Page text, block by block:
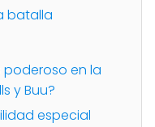
batalla
poderoso en la
y Buu?
especial